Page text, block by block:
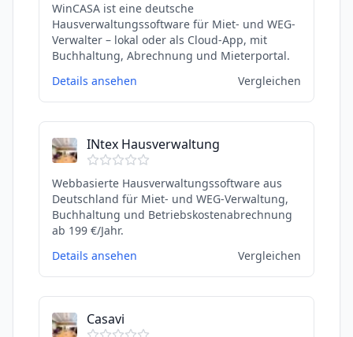
WinCASA ist eine deutsche
Hausverwaltungssoftware für Miet- und WEG-
Verwalter – lokal oder als Cloud-App, mit
Buchhaltung, Abrechnung und Mieterportal.
Details ansehen
Vergleichen
INtex Hausverwaltung
Webbasierte Hausverwaltungssoftware aus
Deutschland für Miet- und WEG-Verwaltung,
Buchhaltung und Betriebskostenabrechnung
ab 199 €/Jahr.
Details ansehen
Vergleichen
Casavi